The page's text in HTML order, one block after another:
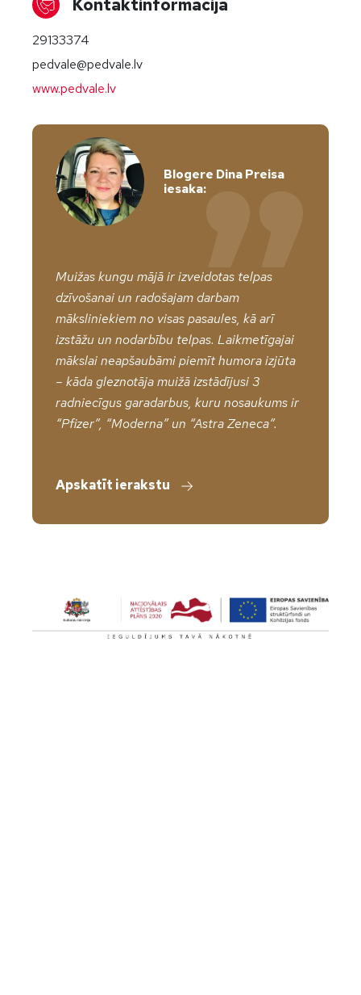
Kontaktinformācija
29133374
pedvale@pedvale.lv
www.pedvale.lv
Blogere Dina Preisa
iesaka:
Muižas kungu mājā ir izveidotas telpas
dzīvošanai un radošajam darbam
māksliniekiem no visas pasaules, kā arī
izstāžu un nodarbību telpas. Laikmetīgajai
mākslai neapšaubāmi piemīt humora izjūta
– kāda gleznotāja muižā izstādījusi 3
radniecīgus garadarbus, kuru nosaukums ir
“Pfizer”, “Moderna” un “Astra Zeneca”.
Apskatīt ierakstu